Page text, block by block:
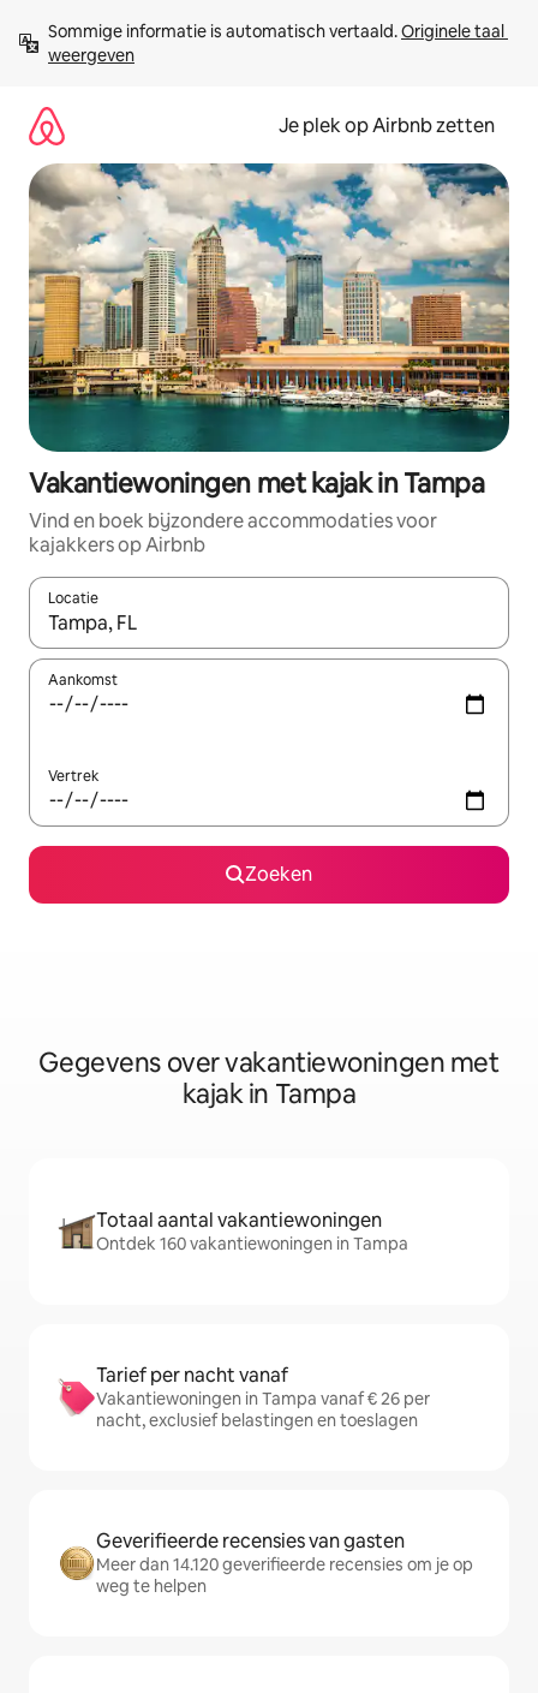
direct
naar
Sommige informatie is automatisch vertaald. Originele taal
weergeven
Je plek op Airbnb zetten
Vakantiewoningen met kajak in Tampa
Vind en boek bijzondere accommodaties voor
kajakkers op Airbnb
Locatie
Wanneer er resultaten beschikbaar zijn, maak je een keuze
Aankomst
Vertrek
Zoeken
Gegevens over vakantiewoningen met
kajak in Tampa
Totaal aantal vakantiewoningen
Ontdek 160 vakantiewoningen in Tampa
Tarief per nacht vanaf
Vakantiewoningen in Tampa vanaf € 26 per
nacht, exclusief belastingen en toeslagen
Geverifieerde recensies van gasten
Meer dan 14.120 geverifieerde recensies om je op
weg te helpen